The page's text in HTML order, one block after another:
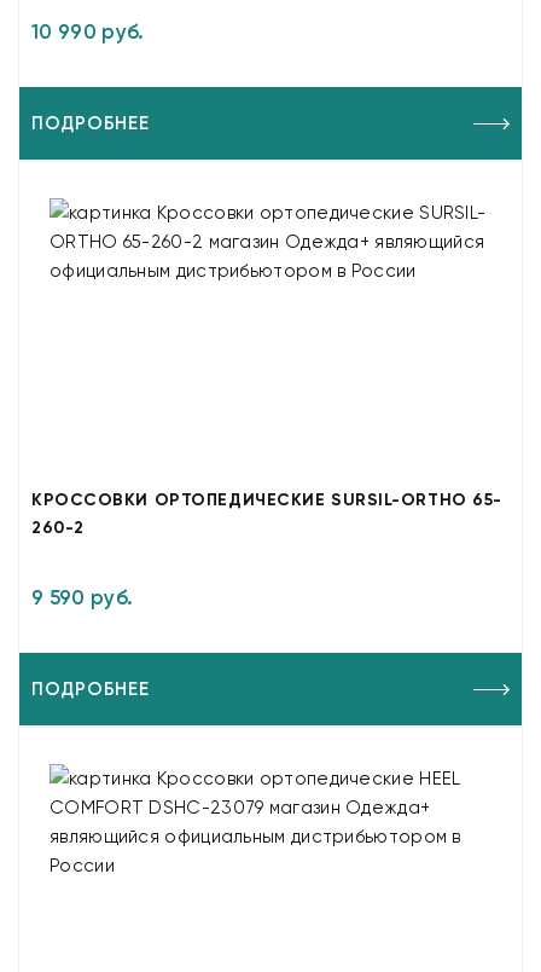
10 990 руб.
ПОДРОБНЕЕ
КРОССОВКИ ОРТОПЕДИЧЕСКИЕ SURSIL-ORTHO 65-
260-2
9 590 руб.
ПОДРОБНЕЕ